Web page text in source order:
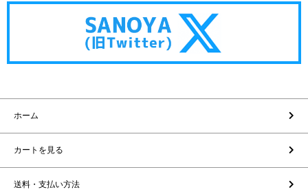
ホーム
カートを見る
送料・支払い方法